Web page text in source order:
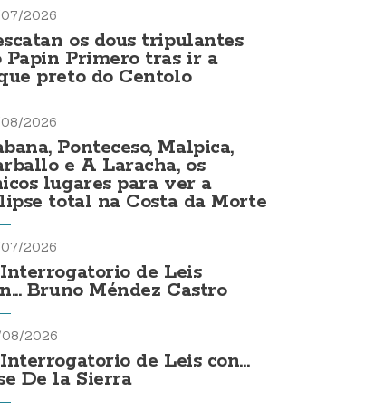
2026
os dous tripulantes
Papin Primero tras ir a
preto do Centolo
2026
Ponteceso, Malpica,
e A Laracha, os
lugares para ver a
total na Costa da Morte
2026
de Leis
Bruno Méndez Castro
2026
de Leis con...
De la Sierra